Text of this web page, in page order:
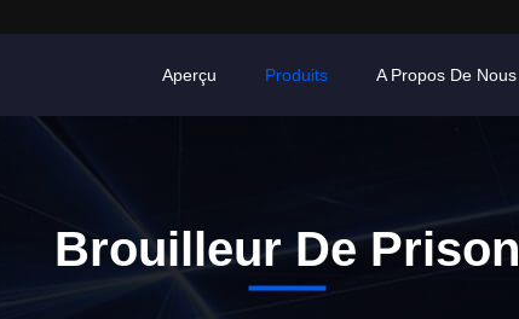
Aperçu Produits A Propos De Nous
Brouilleur De Prison